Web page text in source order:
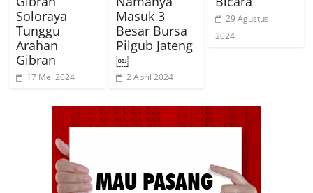
Soloraya
Tunggu
Arahan
Gibran
17 Mei 2024
Masuk 3
Besar Bursa
Pilgub Jateng
￼
2 April 2024
29 Agustus
2024